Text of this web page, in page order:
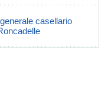
casellario